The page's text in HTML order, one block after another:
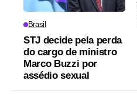
Brasil
STJ decide pela perda
do cargo de ministro
Marco Buzzi por
assédio sexual